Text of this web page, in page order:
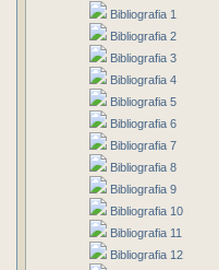
Bibliografia 1
Bibliografia 2
Bibliografia 3
Bibliografia 4
Bibliografia 5
Bibliografia 6
Bibliografia 7
Bibliografia 8
Bibliografia 9
Bibliografia 10
Bibliografia 11
Bibliografia 12